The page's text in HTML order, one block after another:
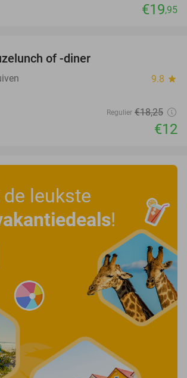
€19,95
of -diner
9.8 star
Regulier €18,25
€12
leukste
!